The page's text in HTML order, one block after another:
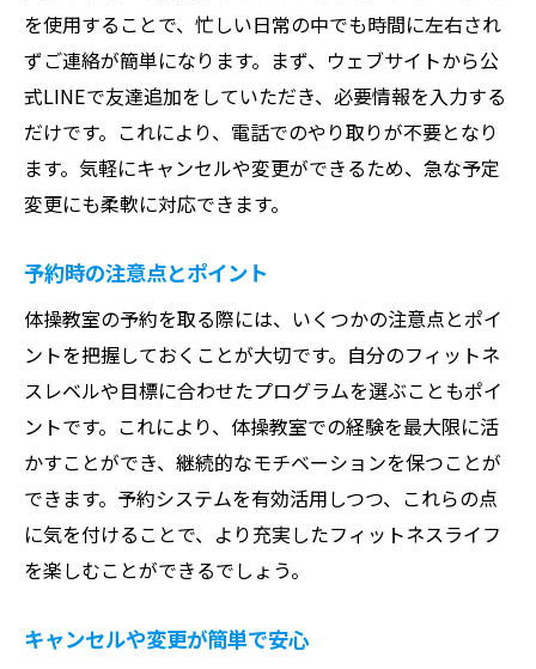
バランス感覚を養うための実践的トレーニ
ング
年齢別に選べる多彩なプログラム紹介
体操教室でのプログラム活用法
柔軟性とバランス感覚を向上させるための
参加者のフィードバックを反映したプログ
体操教室での新しい挑戦！経験豊富なインスト
ラクターによる指導の魅力
インストラクターの資格と経験について
個別指導がもたらす効果とメリット
新しい技術への挑戦をサポートする環境
安心して学べる指導体制
インストラクターから学ぶ体操テクニック
チームとしての成長を促す指導法
を使用することで、忙しい日常の中でも時間に左右され
ずご連絡が簡単になります。まず、ウェブサイトから公
式LINEで友達追加をしていただき、必要情報を入力する
だけです。これにより、電話でのやり取りが不要となり
ます。気軽にキャンセルや変更ができるため、急な予定
変更にも柔軟に対応できます。
予約時の注意点とポイント
体操教室の予約を取る際には、いくつかの注意点とポイ
ントを把握しておくことが大切です。自分のフィットネ
スレベルや目標に合わせたプログラムを選ぶこともポイ
ントです。これにより、体操教室での経験を最大限に活
かすことができ、継続的なモチベーションを保つことが
できます。予約システムを有効活用しつつ、これらの点
に気を付けることで、より充実したフィットネスライフ
を楽しむことができるでしょう。
キャンセルや変更が簡単で安心